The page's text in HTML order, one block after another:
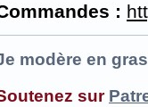
:
modère en
sur